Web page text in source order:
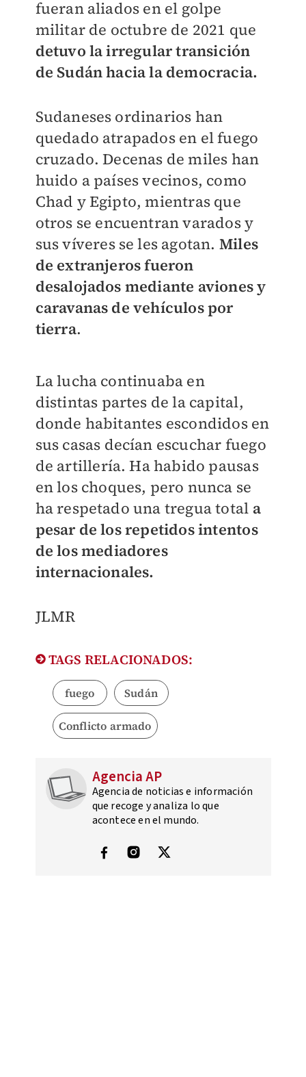
fueran aliados en el golpe
militar de octubre de 2021 que
detuvo la irregular transición
de Sudán hacia la democracia.
Sudaneses ordinarios han
quedado atrapados en el fuego
cruzado. Decenas de miles han
huido a países vecinos, como
Chad y Egipto, mientras que
otros se encuentran varados y
sus víveres se les agotan. Miles
de extranjeros fueron
desalojados mediante aviones y
caravanas de vehículos por
tierra.
La lucha continuaba en
distintas partes de la capital,
donde habitantes escondidos en
sus casas decían escuchar fuego
de artillería. Ha habido pausas
en los choques, pero nunca se
ha respetado una tregua total a
pesar de los repetidos intentos
de los mediadores
internacionales.
JLMR
TAGS RELACIONADOS:
fuego Sudán
Conflicto armado
Agencia AP
Agencia de noticias e información
que recoge y analiza lo que
acontece en el mundo.